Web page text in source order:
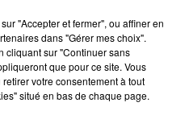
CRÉATION S'EXPOSE
des visites au pas de charge
"Accepter et fermer", ou affiner en
dans "Gérer mes choix".
cliquant sur "Continuer sans
que pour ce site. Vous
votre consentement à tout
situé en bas de chaque page.